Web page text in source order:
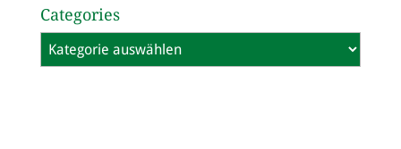
Categories
Categories